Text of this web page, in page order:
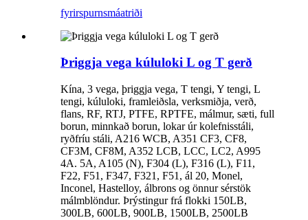
fyrirspurnsmáatriði
Þriggja vega kúluloki L og T gerð
Kína, 3 vega, þriggja vega, T tengi, Y tengi, L
tengi, kúluloki, framleiðsla, verksmiðja, verð,
flans, RF, RTJ, PTFE, RPTFE, málmur, sæti, full
borun, minnkað borun, lokar úr kolefnisstáli,
ryðfríu stáli, A216 WCB, A351 CF3, CF8,
CF3M, CF8M, A352 LCB, LCC, LC2, A995
4A. 5A, A105 (N), F304 (L), F316 (L), F11,
F22, F51, F347, F321, F51, ál 20, Monel,
Inconel, Hastelloy, álbrons og önnur sérstök
málmblöndur. Þrýstingur frá flokki 150LB,
300LB, 600LB, 900LB, 1500LB, 2500LB